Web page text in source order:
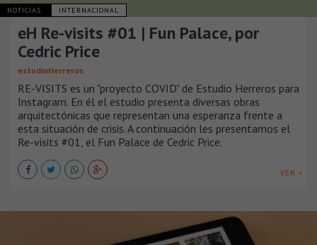
NOTICIAS INTERNACIONAL
eH Re-visits #01 | Fun Palace, por
Cedric Price
estudioHerreros
RE-VISITS es un "proyecto COVID" de Estudio Herreros para
Instagram. En él el estudio presenta diversas obras
arquitectónicas que representan una esperanza frente a
esta situación de crisis. A continuación les presentamos el
Re-visits #01, el Fun Palace de Cedric Price.
VER +